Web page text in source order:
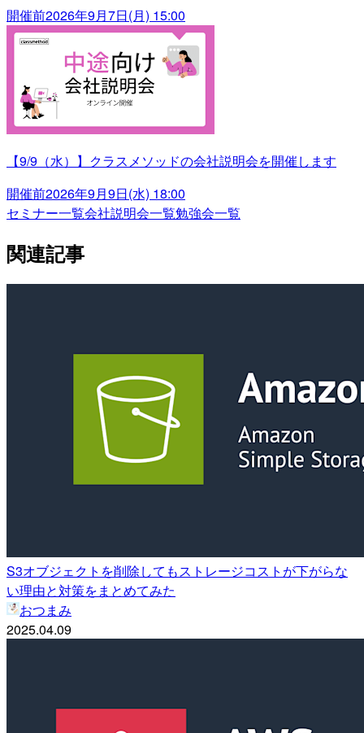
開催前2026年9月7日(月) 15:00
【9/9（水）】クラスメソッドの会社説明会を開催します
開催前2026年9月9日(水) 18:00
セミナー一覧会社説明会一覧勉強会一覧
関連記事
S3オブジェクトを削除してもストレージコストが下がらな
い理由と対策をまとめてみた
おつまみ
2025.04.09